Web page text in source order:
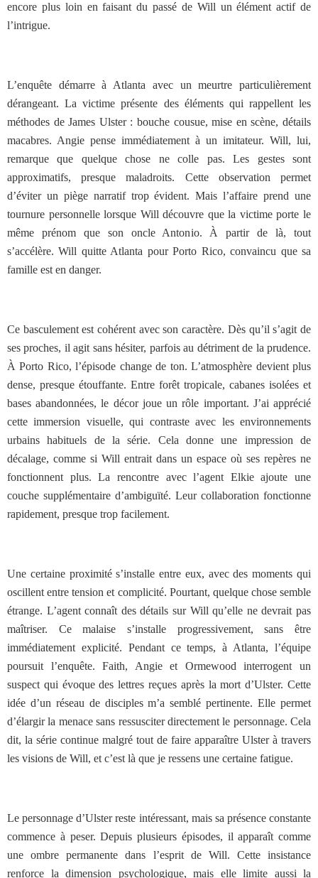
encore plus loin en faisant du passé de Will un élément actif de
l’intrigue.
L’enquête démarre à Atlanta avec un meurtre particulièrement
dérangeant. La victime présente des éléments qui rappellent les
méthodes de James Ulster : bouche cousue, mise en scène, détails
macabres. Angie pense immédiatement à un imitateur. Will, lui,
remarque que quelque chose ne colle pas. Les gestes sont
approximatifs, presque maladroits. Cette observation permet
d’éviter un piège narratif trop évident. Mais l’affaire prend une
tournure personnelle lorsque Will découvre que la victime porte le
même prénom que son oncle Antonio. À partir de là, tout
s’accélère. Will quitte Atlanta pour Porto Rico, convaincu que sa
famille est en danger.
Ce basculement est cohérent avec son caractère. Dès qu’il s’agit de
ses proches, il agit sans hésiter, parfois au détriment de la prudence.
À Porto Rico, l’épisode change de ton. L’atmosphère devient plus
dense, presque étouffante. Entre forêt tropicale, cabanes isolées et
bases abandonnées, le décor joue un rôle important. J’ai apprécié
cette immersion visuelle, qui contraste avec les environnements
urbains habituels de la série. Cela donne une impression de
décalage, comme si Will entrait dans un espace où ses repères ne
fonctionnent plus. La rencontre avec l’agent Elkie ajoute une
couche supplémentaire d’ambiguïté. Leur collaboration fonctionne
rapidement, presque trop facilement.
Une certaine proximité s’installe entre eux, avec des moments qui
oscillent entre tension et complicité. Pourtant, quelque chose semble
étrange. L’agent connaît des détails sur Will qu’elle ne devrait pas
maîtriser. Ce malaise s’installe progressivement, sans être
immédiatement explicité. Pendant ce temps, à Atlanta, l’équipe
poursuit l’enquête. Faith, Angie et Ormewood interrogent un
suspect qui évoque des lettres reçues après la mort d’Ulster. Cette
idée d’un réseau de disciples m’a semblé pertinente. Elle permet
d’élargir la menace sans ressusciter directement le personnage. Cela
dit, la série continue malgré tout de faire apparaître Ulster à travers
les visions de Will, et c’est là que je ressens une certaine fatigue.
Le personnage d’Ulster reste intéressant, mais sa présence constante
commence à peser. Depuis plusieurs épisodes, il apparaît comme
une ombre permanente dans l’esprit de Will. Cette insistance
renforce la dimension psychologique, mais elle limite aussi la